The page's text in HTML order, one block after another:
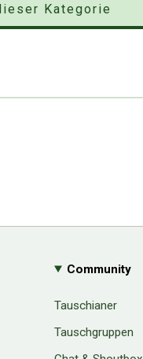
Kategorie
Community
Tauschianer
Tauschgruppen